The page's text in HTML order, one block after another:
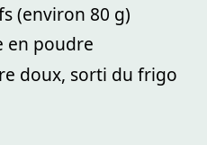
(environ 80 g)
en poudre
doux, sorti du frigo